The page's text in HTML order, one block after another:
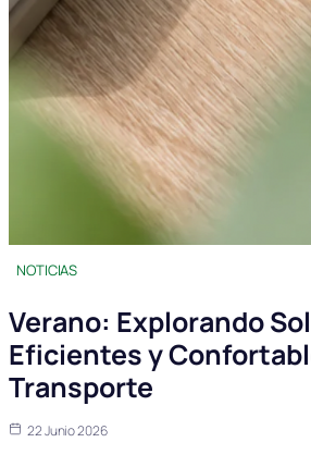
NOTICIAS
Verano: Explorando
Eficientes y
Transporte
22 Junio 2026